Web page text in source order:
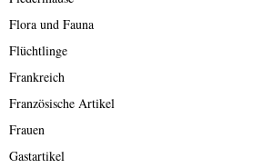
Flora und Fauna
Flüchtlinge
Frankreich
Französische Artikel
Frauen
Gastartikel